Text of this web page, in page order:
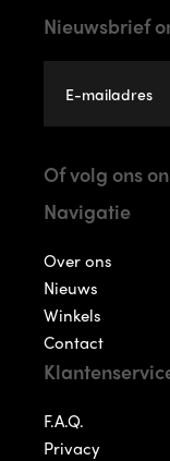
Nieuwsbrief
Of volg ons
Navigatie
Over ons
Nieuws
Winkels
Contact
F.A.Q.
Privacy